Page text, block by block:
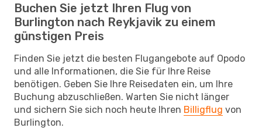
Buchen Sie jetzt Ihren Flug von
Burlington nach Reykjavik zu einem
günstigen Preis
Finden Sie jetzt die besten Flugangebote auf Opodo
und alle Informationen, die Sie für Ihre Reise
benötigen. Geben Sie Ihre Reisedaten ein, um Ihre
Buchung abzuschließen. Warten Sie nicht länger
und sichern Sie sich noch heute Ihren Billigflug von
Burlington.